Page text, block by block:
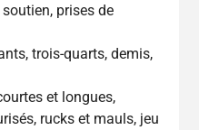
prises de
trois-quarts, demis,
et longues,
rucks et mauls, jeu